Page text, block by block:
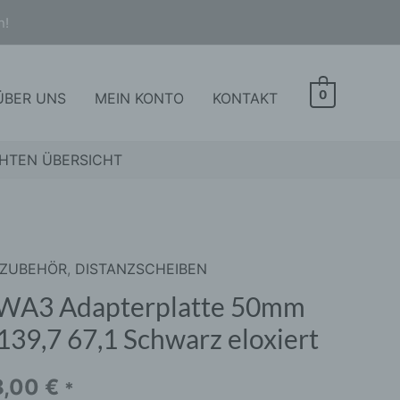
UNS MEIN KONTO KONTAKT 0
ÜBERSICHT
, DISTANZSCHEIBEN
Adapterplatte 50mm
67,1 Schwarz eloxiert
€ *